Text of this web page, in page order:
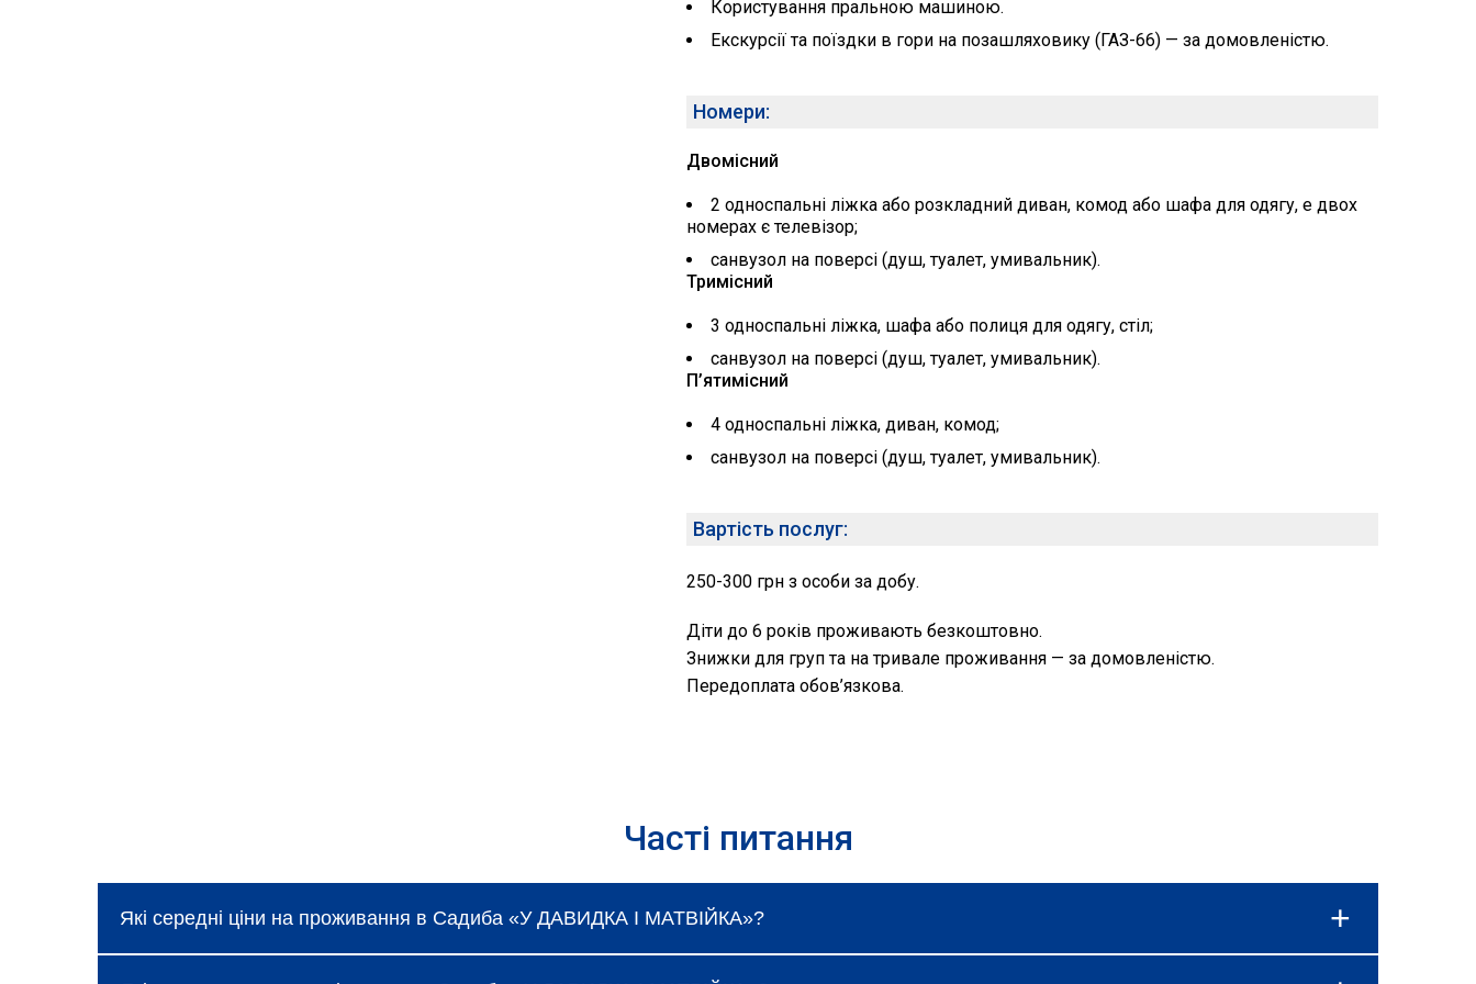
Користування пральною машиною.
Екскурсії та поїздки в гори на позашляховику (ГАЗ-66) — за домовленістю.
Номери:
Двомісний
2 односпальні ліжка або розкладний диван, комод або шафа для одягу, e двох
номерах є телевізор;
санвузол на поверсі (душ, туалет, умивальник).
Тримісний
3 односпальні ліжка, шафа або полиця для одягу, стіл;
санвузол на поверсі (душ, туалет, умивальник).
П’ятимісний
4 односпальні ліжка, диван, комод;
санвузол на поверсі (душ, туалет, умивальник).
Вартість послуг:
250-300 грн з особи за добу.
Діти до 6 років проживають безкоштовно.
Знижки для груп та на тривале проживання — за домовленістю.
Передоплата обов’язкова.
Часті питання
Які середні ціни на проживання в Садиба «У ДАВИДКА І МАТВІЙКА»?